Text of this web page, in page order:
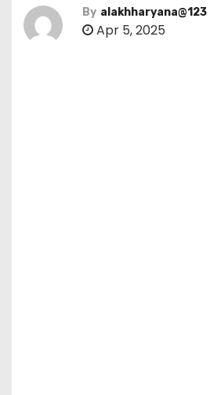
By alakhharyana@123
Apr 5, 2025